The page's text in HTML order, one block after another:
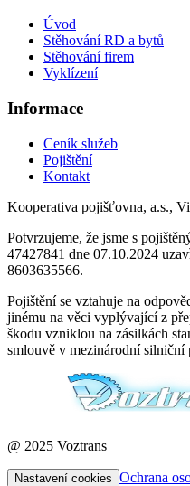
Úvod
Stěhování RD a bytů
Stěhování firem
Vyklízení
Informace
Ceník služeb
Pojištění
Kontakt
Kooperativa pojišťovna, a.s.,
Potvrzujeme, že jsme s
47427841 dne 07.10.2024
8603635566.
Pojištění se vztahuje na
jinému na věci vyplývající z
škodu vzniklou na zásilkách
smlouvě v mezinárodní silniční
@ 2025 Voztrans
Nastavení cookies Ochrana